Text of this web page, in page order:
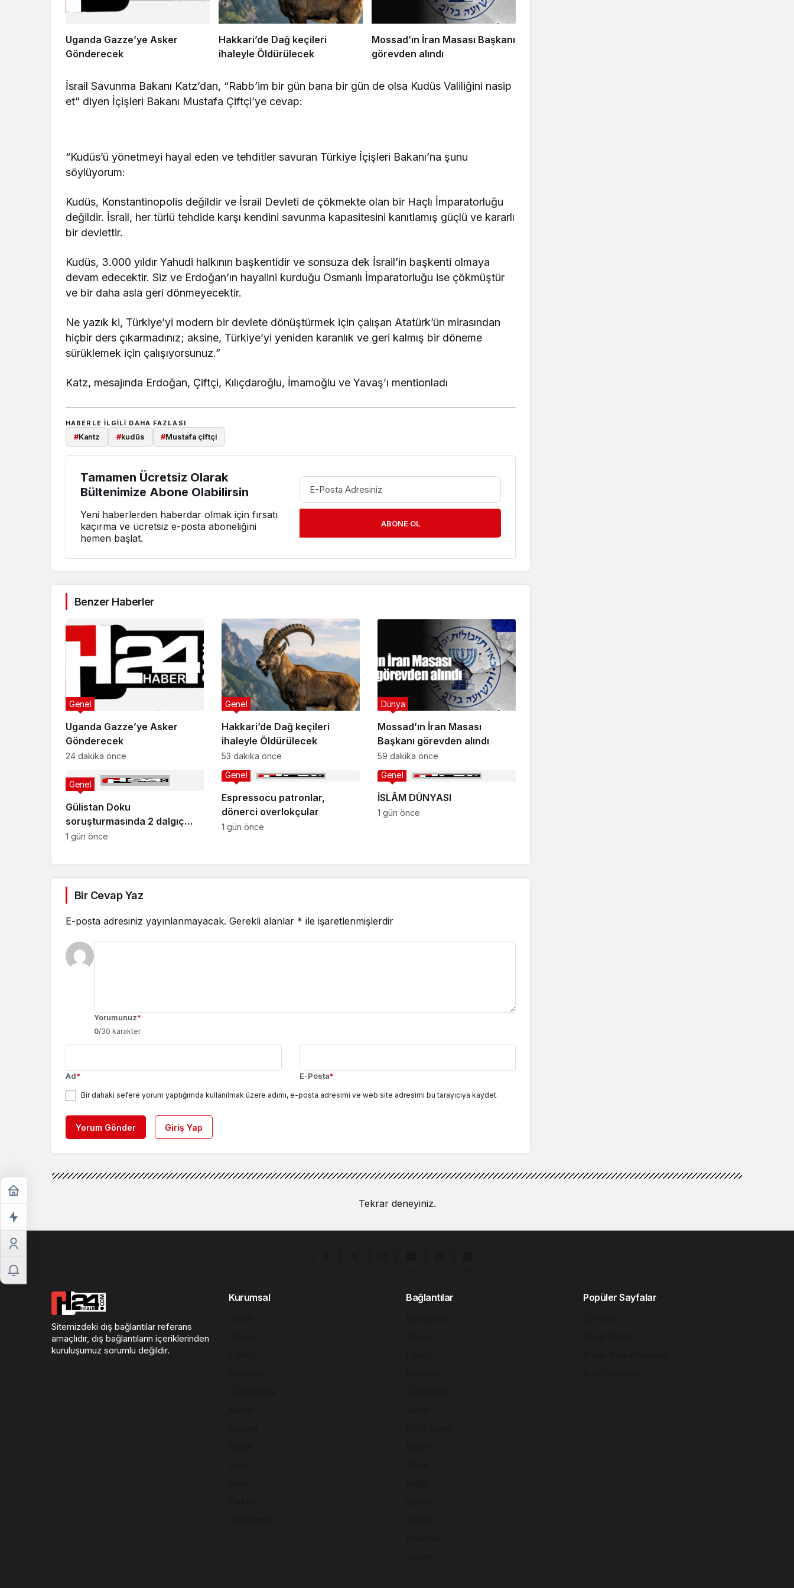
Uganda Gazze’ye Asker
Gönderecek
Hakkari’de Dağ keçileri
ihaleyle Öldürülecek
Mossad’ın İran Masası Başkanı
görevden alındı
İsrail Savunma Bakanı Katz’dan, “Rabb’im bir gün bana bir gün de olsa Kudüs Valiliğini nasip
et” diyen İçişleri Bakanı Mustafa Çiftçi’ye cevap:
“Kudüs’ü yönetmeyi hayal eden ve tehditler savuran Türkiye İçişleri Bakanı’na şunu
söylüyorum:
Kudüs, Konstantinopolis değildir ve İsrail Devleti de çökmekte olan bir Haçlı İmparatorluğu
değildir. İsrail, her türlü tehdide karşı kendini savunma kapasitesini kanıtlamış güçlü ve kararlı
bir devlettir.
Kudüs, 3.000 yıldır Yahudi halkının başkentidir ve sonsuza dek İsrail’in başkenti olmaya
devam edecektir. Siz ve Erdoğan’ın hayalini kurduğu Osmanlı İmparatorluğu ise çökmüştür
ve bir daha asla geri dönmeyecektir.
Ne yazık ki, Türkiye’yi modern bir devlete dönüştürmek için çalışan Atatürk’ün mirasından
hiçbir ders çıkarmadınız; aksine, Türkiye’yi yeniden karanlık ve geri kalmış bir döneme
sürüklemek için çalışıyorsunuz.”
Katz, mesajında Erdoğan, Çiftçi, Kılıçdaroğlu, İmamoğlu ve Yavaş’ı mentionladı
HABERLE ILGILI DAHA FAZLASI
#Kantz #kudüs #Mustafa çiftçi
Tamamen Ücretsiz Olarak
Bültenimize Abone Olabilirsin
Yeni haberlerden haberdar olmak için fırsatı
kaçırma ve ücretsiz e-posta aboneliğini
hemen başlat.
ABONE OL
Benzer Haberler
Uganda Gazze’ye Asker
Gönderecek
Genel
24 dakika önce
Hakkari’de Dağ keçileri
ihaleyle Öldürülecek
Genel
53 dakika önce
Mossad’ın İran Masası
Başkanı görevden alındı
Dünya
59 dakika önce
Gülistan Doku
soruşturmasında 2 dalgıç
tutuklandı
Genel
1 gün önce
Espressocu patronlar,
dönerci overlokçular
Genel
1 gün önce
İSLÂM DÜNYASI
Genel
1 gün önce
Bir Cevap Yaz
E-posta adresiniz yayınlanmayacak. Gerekli alanlar * ile işaretlenmişlerdir
Yorumunuz*
0/30 karakter
Ad* E-Posta*
Bir dahaki sefere yorum yaptığımda kullanılmak üzere adımı, e-posta adresimi ve web site adresimi bu tarayıcıya kaydet.
Yorum Gönder Giriş Yap
Tekrar deneyiniz.
Sitemizdeki dış bağlantılar referans
amaçlıdır, dış bağlantıların içeriklerinden
kuruluşumuz sorumlu değildir.
Kurumsal Bağlantılar Popüler Sayfalar